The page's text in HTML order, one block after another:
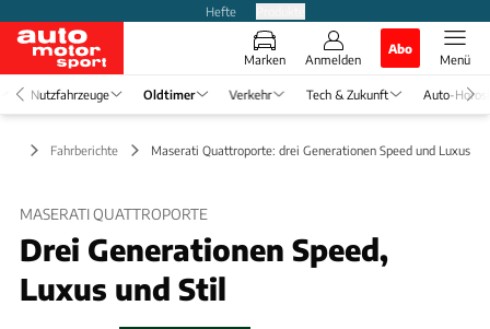
Hefte
Marken Anmelden
Abo
Menü
Nutzfahrzeuge Oldtimer Verkehr Tech & Zukunft Auto-
Fahrberichte Maserati Quattroporte: drei Generationen Speed und Luxus
MASERATI QUATTROPORTE
Drei Generationen Speed,
Luxus und Stil